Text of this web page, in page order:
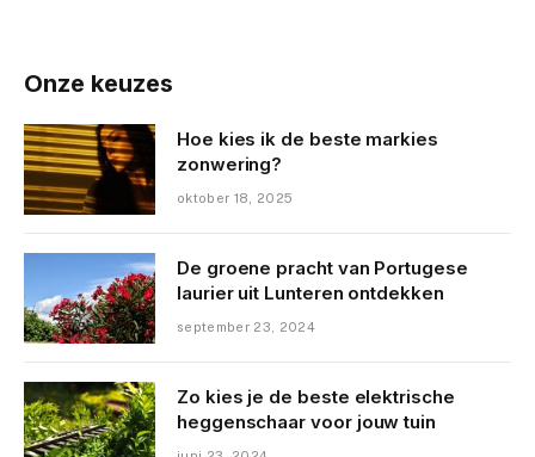
Onze keuzes
Hoe kies ik de beste markies
zonwering?
oktober 18, 2025
De groene pracht van Portugese
laurier uit Lunteren ontdekken
september 23, 2024
Zo kies je de beste elektrische
heggenschaar voor jouw tuin